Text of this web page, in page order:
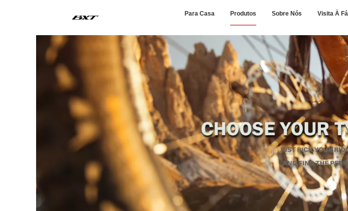
Para Casa Produtos Sobre Nós Visita À